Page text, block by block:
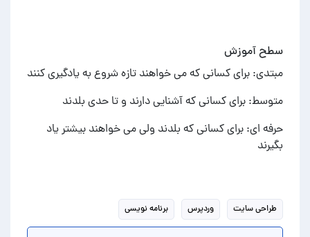
سطح آموزش
مبتدی: برای کسانی که می خواهند تازه شروع به یادگیری کنند
متوسط: برای کسانی که آشنایی دارند و تا حدی بلدند
حرفه ای: برای کسانی که بلدند ولی می خواهند بیشتر یاد
بگیرند
طراحی سایت وردپرس برنامه نویسی